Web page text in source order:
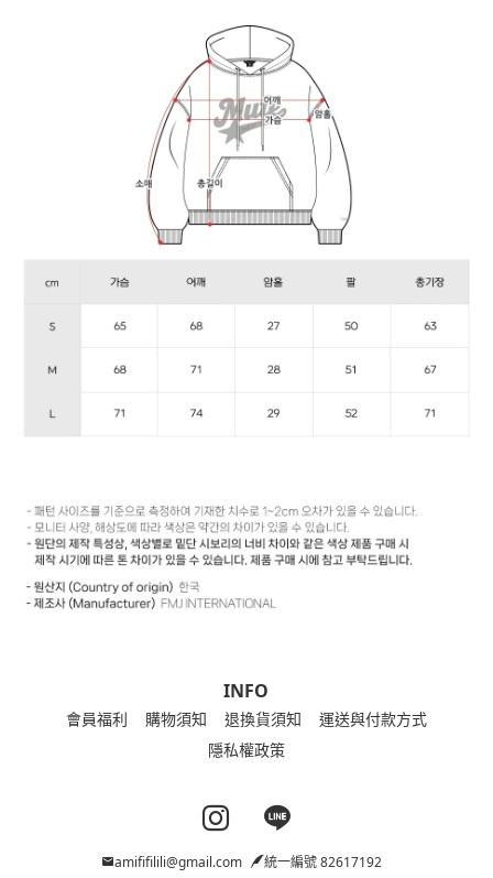
INFO
會員福利 購物須知 退換貨須知
運送與付款方式
隱私權政策
Instagram page
Line page
amififilili@gmail.com 統一編號 82617192